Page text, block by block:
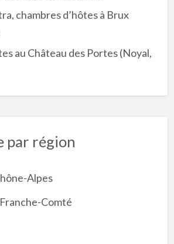
chambres d’hôtes à Brux
au Château des Portes (Noyal,
par région
Alpes
Comté